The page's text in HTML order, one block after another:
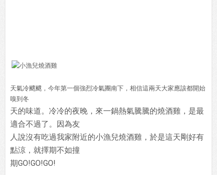
天氣冷颼颼，今年第一個強烈冷氣團南下，相信這兩天大家應該都開始
嗅到冬
天的味道。冷冷的夜晚，來一鍋熱氣騰騰的燒酒雞，是最
適合不過了。因為友
人說沒有吃過我家附近的小漁兒燒酒雞，於是這天剛好有
點涼，就擇期不如撞
期GO!GO!GO!